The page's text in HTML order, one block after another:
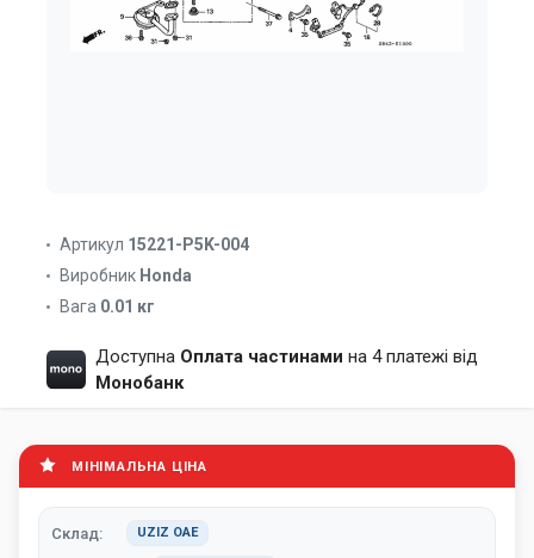
Артикул 15221-P5K-004
Виробник Honda
Вага 0.01 кг
Доступна Оплата частинами на 4 платежі від
Монобанк
МІНІМАЛЬНА ЦІНА
Склад: UZIZ ОАЕ